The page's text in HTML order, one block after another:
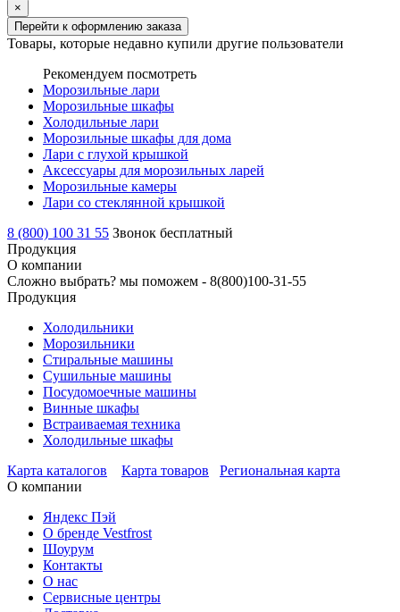
×
Перейти к оформлению заказа
Товары, которые недавно купили другие пользователи
Рекомендуем посмотреть
Морозильные лари
Морозильные шкафы
Холодильные лари
Морозильные шкафы для дома
Лари с глухой крышкой
Аксессуары для морозильных ларей
Морозильные камеры
Лари со стеклянной крышкой
8 (800) 100 31 55 Звонок бесплатный
Продукция
О компании
Сложно выбрать? мы поможем - 8(800)100-31-55
Продукция
Холодильники
Морозильники
Стиральные машины
Сушильные машины
Посудомоечные машины
Винные шкафы
Встраиваемая техника
Холодильные шкафы
Карта каталогов
Карта товаров
Региональная карта
О компании
Яндекс Пэй
О бренде Vestfrost
Шоурум
Контакты
О нас
Сервисные центры